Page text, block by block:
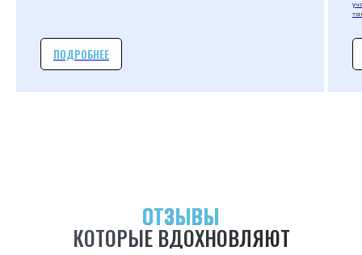
ПОДРОБНЕЕ
ОТЗЫВЫ
КОТОРЫЕ ВДОХНОВЛЯЮТ